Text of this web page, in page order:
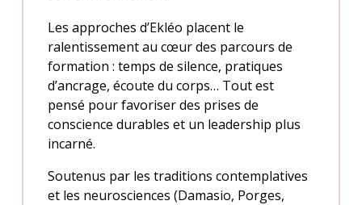
Les approches d’Ekléo placent le
ralentissement au cœur des parcours de
formation : temps de silence, pratiques
d’ancrage, écoute du corps… Tout est
pensé pour favoriser des prises de
conscience durables et un leadership plus
incarné.
Soutenus par les traditions contemplatives
et les neurosciences (Damasio, Porges,